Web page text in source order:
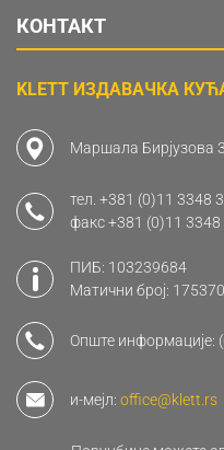
КОНТАКТ
KLETT ИЗДАВАЧКА
Маршала Бирјузова
тел. +381 (0)11 3348
факс+381 (0)11 3348
ПИБ: 103239684
Матични број:
Опште информације:
и-мејл: office@klett.rs